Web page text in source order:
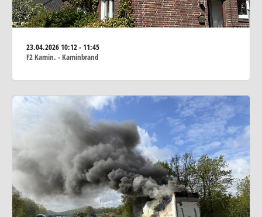
23.04.202610:12 - 11:45
F2 Kamin. - Kaminbrand